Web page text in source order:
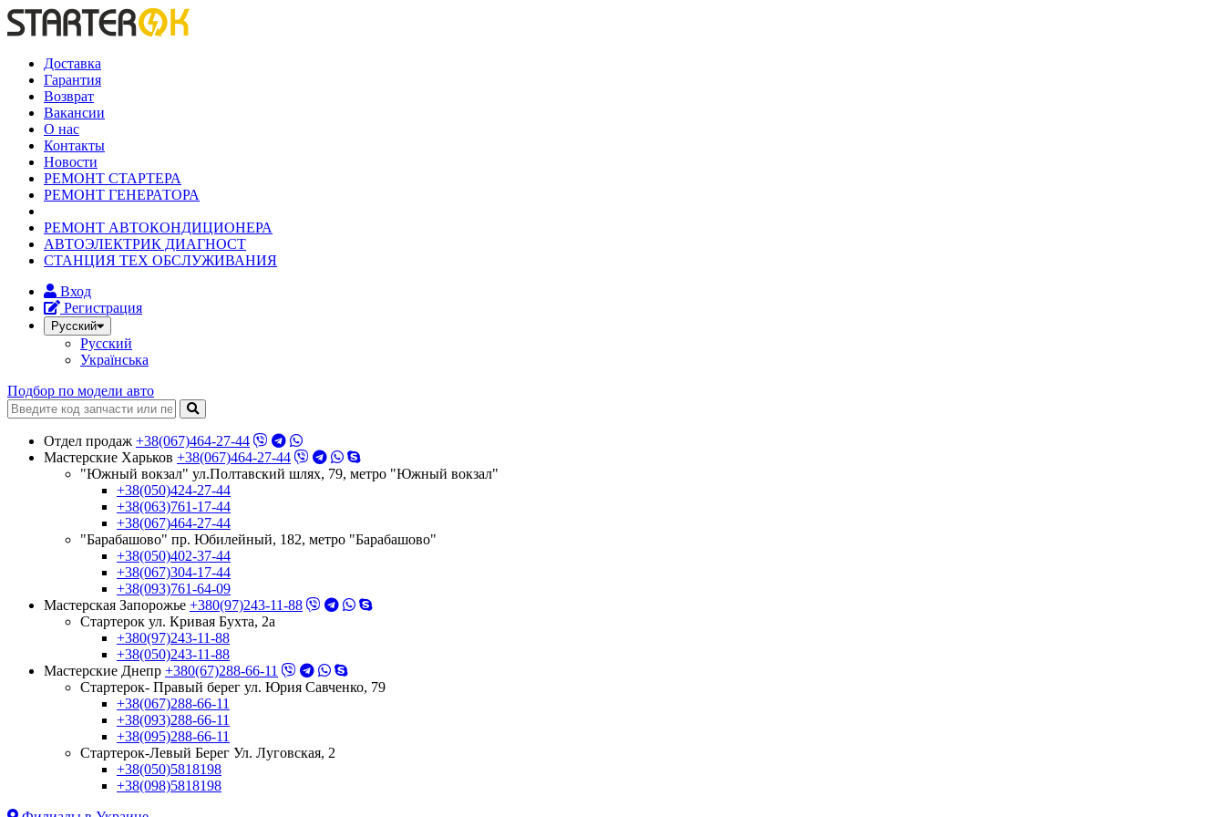
Доставка
Гарантия
Возврат
Вакансии
О нас
Контакты
Новости
РЕМОНТ СТАРТЕРА
РЕМОНТ ГЕНЕРАТОРА
РЕМОНТ АВТОКОНДИЦИОНЕРА
АВТОЭЛЕКТРИК ДИАГНОСТ
СТАНЦИЯ ТЕХ ОБСЛУЖИВАНИЯ
Вход
Регистрация
Русский
Русский
Українська
Подбор по модели авто
Отдел продаж +38(067)464-27-44
Мастерские Харьков +38(067)464-27-44
"Южный вокзал" ул.Полтавский шлях, 79, метро "Южный вокзал"
+38(050)424-27-44
+38(063)761-17-44
+38(067)464-27-44
"Барабашово" пр. Юбилейный, 182, метро "Барабашово"
+38(050)402-37-44
+38(067)304-17-44
+38(093)761-64-09
Мастерская Запорожье +380(97)243-11-88
Стартерок ул. Кривая Бухта, 2а
+380(97)243-11-88
+38(050)243-11-88
Мастерские Днепр +380(67)288-66-11
Стартерок- Правый берег ул. Юрия Савченко, 79
+38(067)288-66-11
+38(093)288-66-11
+38(095)288-66-11
Стартерок-Левый Берег Ул. Луговская, 2
+38(050)5818198
+38(098)5818198